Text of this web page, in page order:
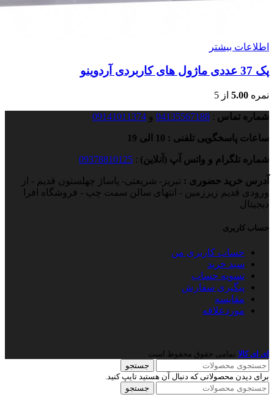
اطلاعات بیشتر
پک 37 عددی ماژول های کاربردی آردوینو
نمره 5.00 از 5
شماره تماس :
04135567188 و 09141011374
ساعات پاسخگویی تلفنی : 10 الی 19
شماره تلگرام و واتس آپ (آنلاین) :
09378810125
آدرس خرید حضوری : تبریز- شریعتی- پاساژ چهلستون قدیم - از
ورودی قدیم زیرزمین - انتهای سالن سمت چپ - فروشگاه افرا
دیجیتال
حساب کاربری
حساب کاربری من
سبد خرید
تسویه حساب
پیگیری سفارش
مقایسه
موردعلاقه
ای ای کالا نمامی حقوق محفوظ است
جستجو
برای دیدن محصولاتی که دنبال آن هستید تایپ کنید.
جستجو